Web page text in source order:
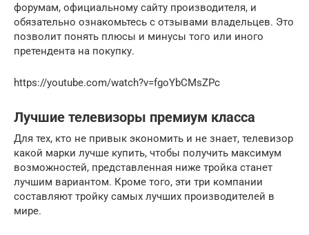
форумам, официальному сайту производителя, и
обязательно ознакомьтесь с отзывами владельцев. Это
позволит понять плюсы и минусы того или иного
претендента на покупку.
https://youtube.com/watch?v=fgoYbCMsZPc
Лучшие телевизоры премиум класса
Для тех, кто не привык экономить и не знает, телевизор
какой марки лучше купить, чтобы получить максимум
возможностей, представленная ниже тройка станет
лучшим вариантом. Кроме того, эти три компании
составляют тройку самых лучших производителей в
мире.